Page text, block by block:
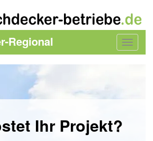
Toggle
Regional
Ihr Projekt?